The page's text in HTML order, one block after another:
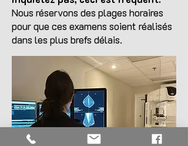
Nous réservons des plages horaires
pour que ces examens soient réalisés
dans les plus brefs délais.​